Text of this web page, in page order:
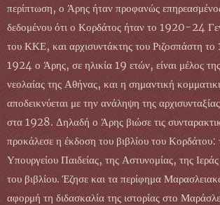
περίπτωση, ο Άρης ήταν προφανώς
δεδομένου ότι ο Κορδάτος ήταν το 1920-24
του ΚΚΕ, και αρχισυντάκτης του Ριζοσπάστη
1924 ο Άρης, σε ηλικία 19 ετών, είναι μέλος
νεολαίας της Αθήνας, και η σημαντική
αποδεικνύεται με την ανάληψη της
στα 1928. Δηλαδή ο Άρης βιώσε τις
προκάλεσε η έκδοση του βιβλίου του Κορδάτου:
Υπουργείου Παιδείας, της Αστυνομίας, της
του βιβλίου. Έζησε και τα περίφημα
αφορμή τη διδασκαλία της ιστορίας στο